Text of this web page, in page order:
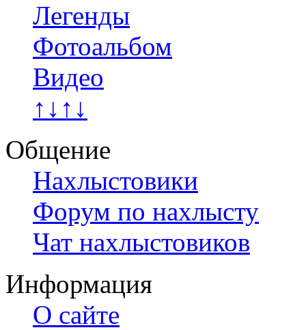
Легенды
Фотоальбом
Видео
↑↓↑↓
Общение
Нахлыстовики
Форум по нахлысту
Чат нахлыстовиков
Информация
О сайте